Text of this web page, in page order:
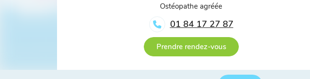
Ostéopathe agréée
01 84 17 27 87
Prendre rendez-vous